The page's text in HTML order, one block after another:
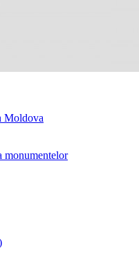
Moldova
monumentelor